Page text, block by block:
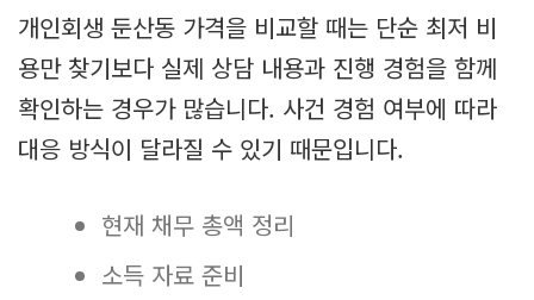
개인회생 둔산동 가격을 비교할 때는 단순 최저 비
용만 찾기보다 실제 상담 내용과 진행 경험을 함께
확인하는 경우가 많습니다. 사건 경험 여부에 따라
대응 방식이 달라질 수 있기 때문입니다.
현재 채무 총액 정리
소득 자료 준비